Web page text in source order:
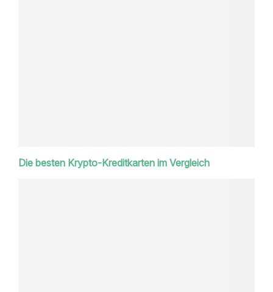
Die besten Krypto-Kreditkarten im Vergleich